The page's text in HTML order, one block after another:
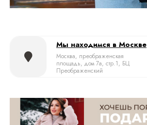
Мы находимся в Москве
Москва, преображенская
площадь, дом 7а, стр.1, БЦ
Преображенский